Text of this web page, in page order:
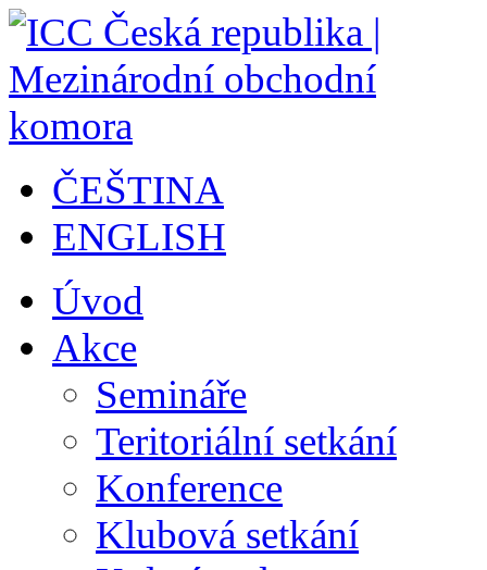
ČEŠTINA
ENGLISH
Úvod
Akce
Semináře
Teritoriální setkání
Konference
Klubová setkání